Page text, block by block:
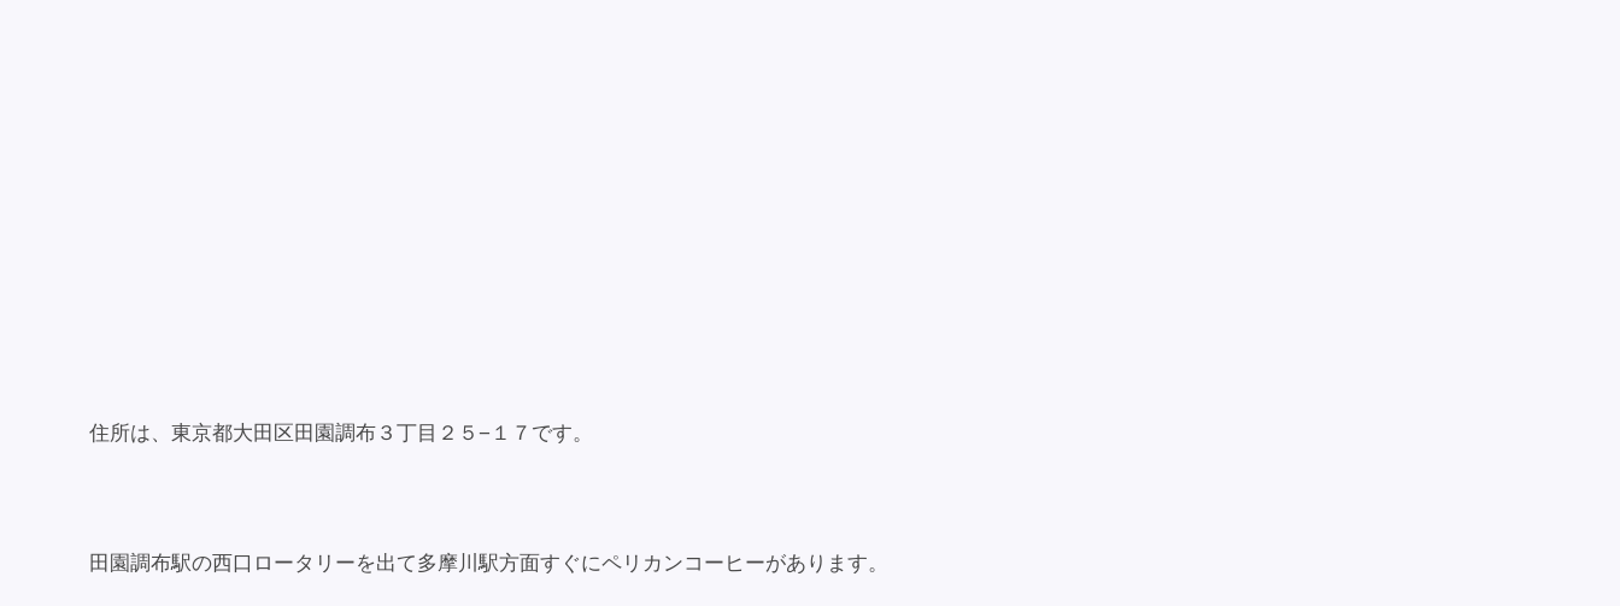
住所は、東京都大田区田園調布３丁目２５−１７です。
田園調布駅の西口ロータリーを出て多摩川駅方面すぐにペリカンコーヒーがあります。